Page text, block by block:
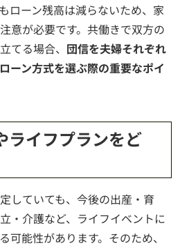
ローン残高は減らないため、家
意が必要です。共働きで双方の
てる場合、 団信を夫婦それぞれ
ーン方式を選ぶ際の重要なポイ
ライフプランをど
していても、今後の出産・育
・介護など、ライフイベントに
可能性があります。そのため、